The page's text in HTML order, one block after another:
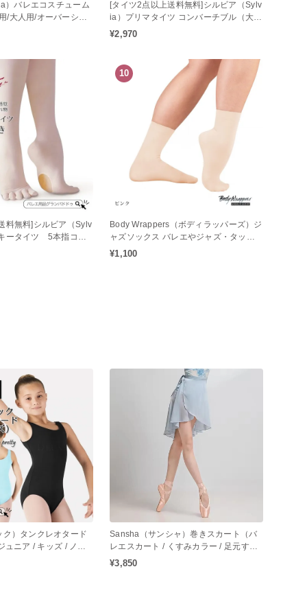
）バレエコスチューム
/大人用/オーバーショ
[タイツ2点以上送料無料]シルビア（Sylv
ia）プリマタイツ コンバーチブル（大人
用 / 穴あき）フィット感アップのバレエ
タイツ♪
¥2,970
料無料]シルビア（Sylv
ータイツ 5本指コン
10
Body Wrappers（ボディラッパーズ）ジ
ャズソックス バレエやジャズ・タップ
ダンスに最適
¥1,100
）タンクレオタード
ュニア / キッズ / ノー
Sansha（サンシャ）巻きスカート（バ
レエスカート / くすみカラー / 足元すっ
きりスカート丈）
¥3,850